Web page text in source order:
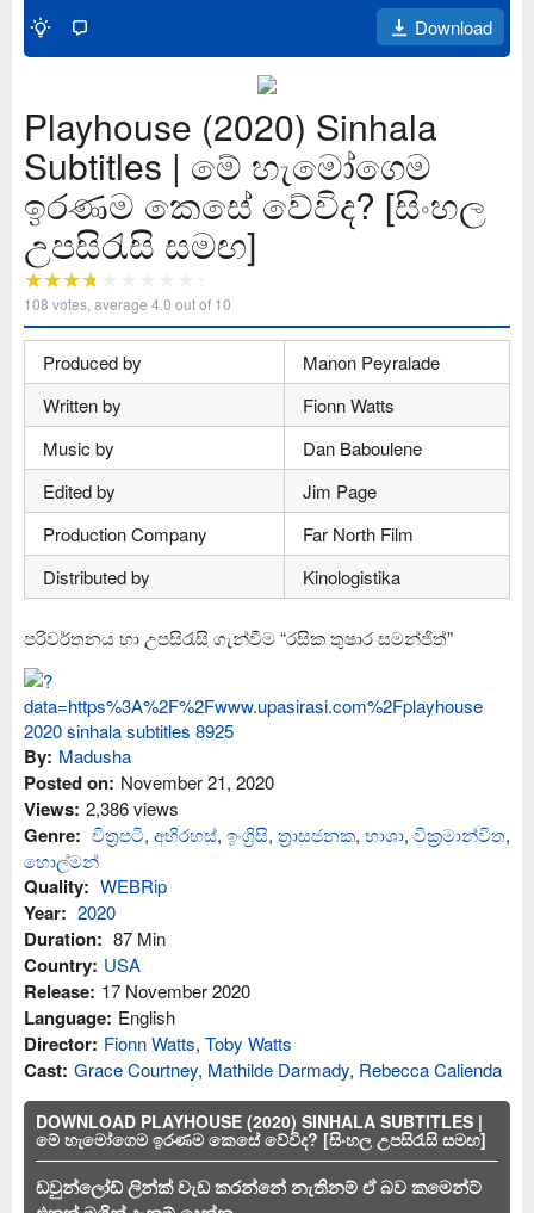
Download
Playhouse (2020) Sinhala
Subtitles | මේ හැමෝගෙම
ඉරණම කෙසේ වේවිද? [සිංහල
උපසිරැසි සමඟ]
108 votes, average 4.0 out of 10
Produced by
Manon Peyralade
Written by
Fionn Watts
Music by
Dan Baboulene
Edited by
Jim Page
Production Company
Far North Film
Distributed by
Kinologistika
පරිවර්තනය හා උපසිරැසි ගැන්වීම “රසික තුෂාර සමන්ජිත්”
By: Madusha
Posted on: November 21, 2020
Views: 2,386 views
Genre: චිත්‍රපටි, අභිරහස්, ඉංග්‍රිසි, ත්‍රාසජනක, භාශා, වික්‍රමාන්විත,
හොල්මන්
Quality: WEBRip
Year: 2020
Duration: 87 Min
Country: USA
Release: 17 November 2020
Language: English
Director: Fionn Watts, Toby Watts
Cast: Grace Courtney, Mathilde Darmady, Rebecca Calienda
DOWNLOAD PLAYHOUSE (2020) SINHALA SUBTITLES |
මේ හැමෝගෙම ඉරණම කෙසේ වේවිද? [සිංහල උපසිරැසි සමඟ]
ඩවුන්ලෝඩ් ලින්ක් වැඩ කරන්නේ නැතිනම් ඒ බව කමෙන්ට්